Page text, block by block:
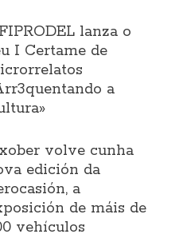
lanza o
I Certame de
a
volve cunha
edición da
a
de máis de
vehículos